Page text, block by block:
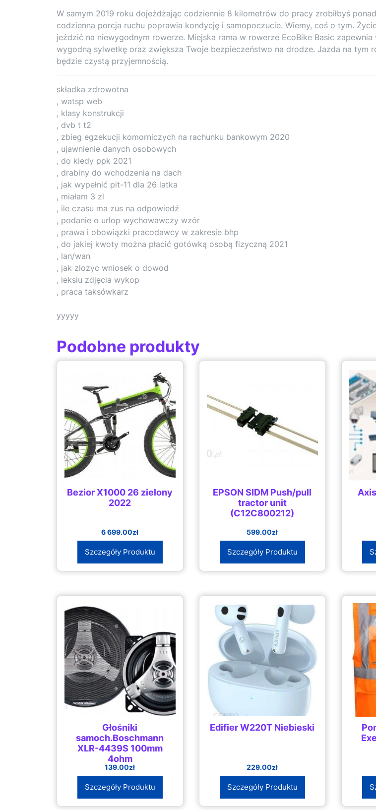
W samym 2019 roku dojeżdżając codziennie 8 kilometrów do pracy zrobiłbyś
codzienna porcja ruchu poprawia kondycję i samopoczucie. Wiemy, coś o tym.
jeździć na niewygodnym rowerze. Miejska rama w rowerze EcoBike Basic
wygodną sylwetkę oraz zwiększa Twoje bezpieczeństwo na drodze. Jazda na tym
będzie czystą przyjemnością.
składka zdrowotna
, watsp web
, klasy konstrukcji
, dvb t t2
, zbieg egzekucji komorniczych na rachunku bankowym 2020
, ujawnienie danych osobowych
, do kiedy ppk 2021
, drabiny do wchodzenia na dach
, jak wypełnić pit-11 dla 26 latka
, miałam 3 zl
, ile czasu ma zus na odpowiedź
, podanie o urlop wychowawczy wzór
, prawa i obowiązki pracodawcy w zakresie bhp
, do jakiej kwoty można płacić gotówką osobą fizyczną 2021
, lan/wan
, jak zlozyc wniosek o dowod
, leksiu zdjęcia wykop
, praca taksówkarz
yyyyy
Podobne produkty
Bezior X1000 26 zielony
2022
6 699.00zł
Szczegóły Produktu
EPSON SIDM Push/pull
tractor unit
(C12C800212)
599.00zł
Szczegóły Produktu
Głośniki
samoch.Boschmann
XLR-4439S 100mm
4ohm
139.00zł
Szczegóły Produktu
Edifier W220T Niebieski
229.00zł
Szczegóły Produktu